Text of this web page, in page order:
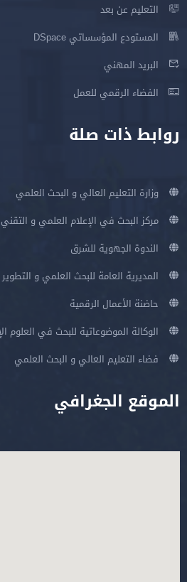
التعليم عن بعد
المستودع المؤسساتي DSpace
البريد المهني
الفضاء الرقمي للعمل
روابط ذات صلة
وزارة التعليم العالي و البحث العلمي
مركز البحث في الإعلام العلمي و التقني
الندوة الجهوية للشرق
المديرية العامة للبحث العلمي و
حاضنة الأعمال الرقمية
الوكالة الموضوعاتية للبحث في العلوم
فضاء التعليم العالي و البحث العلمي
الموقع الجغرافي